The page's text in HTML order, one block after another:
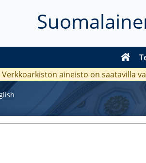
Verkkoarkiston aineisto on saatavilla